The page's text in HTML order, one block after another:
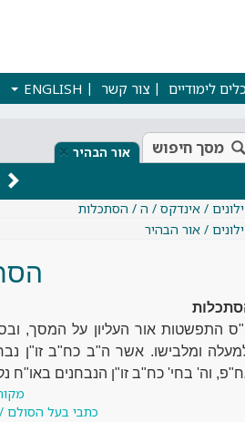
כלים לימודיים צור קשר ENGLISH
מסך חיפוש אור הבהיר ×
/ אינדקס / ה / הסתכלות
/ אור הבהיר
התפשטות אור העליון על המסך,
ומלבישו. אשר ה"ב כח"ב זו"ן
וה' בחי' כח"ב זו"ן הנבחנים באו"ח
כתבי בעל הסולם